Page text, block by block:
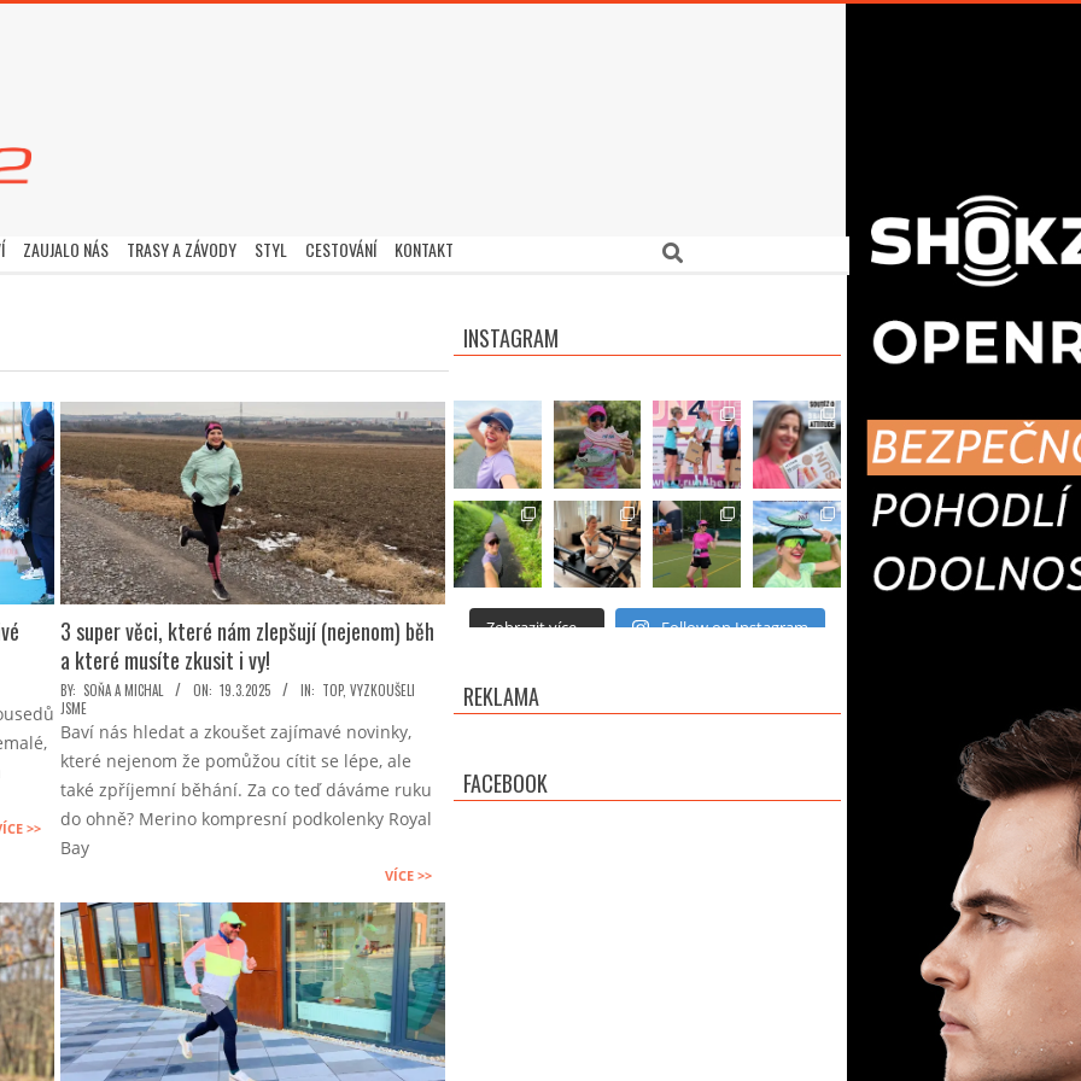
ZAUJALO NÁS TRASY A ZÁVODY STYL CESTOVÁNÍ KONTAKT Search
>>
3 super věci, které nám zlepšují (nejenom) běh
a které musíte zkusit i vy!
2025-
03-
19
BY: SOŇA A MICHAL ON: 19.3.2025 IN: TOP,VYZKOUŠELI
JSME
Baví nás hledat a zkoušet zajímavé novinky,
které nejenom že pomůžou cítit se lépe, ale
také zpříjemní běhání. Za co teď dáváme ruku
do ohně? Merino kompresní podkolenky Royal
Bay
VÍCE >>
INSTAGRAM
Zobrazit více... Follow on Instagram
REKLAMA
FACEBOOK